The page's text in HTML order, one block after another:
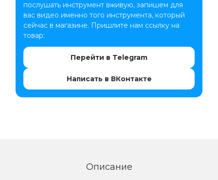
послушать инструмент вживую, запишем для
вас видео именно того инструмента, который
сейчас в магазине. Пришлите нам ссылку на
товар:
Перейти в Telegram
Написать в ВКонтакте
Описание